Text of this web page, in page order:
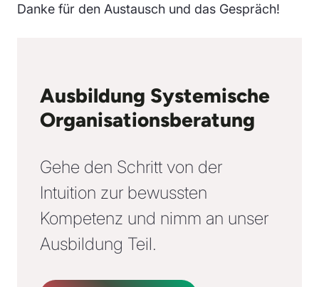
Danke für den Austausch und das Gespräch!
Ausbildung Systemische
Organisationsberatung
Gehe den Schritt von der
Intuition zur bewussten
Kompetenz und nimm an unser
Ausbildung Teil.